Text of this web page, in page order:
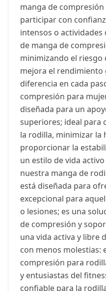
manga de
participar con
intensos o
de manga de
minimizando el riesgo
mejora el rendimiento
diferencia en cada
compresión para
diseñada para un
superiores; ideal para
la rodilla, minimizar la
proporcionar la
un estilo de vida
nuestra manga de
está diseñada para
excepcional para
o lesiones; es una
de compresión y
una vida activa y libre
con menos molestias:
compresión para
y entusiastas del
confiable para la